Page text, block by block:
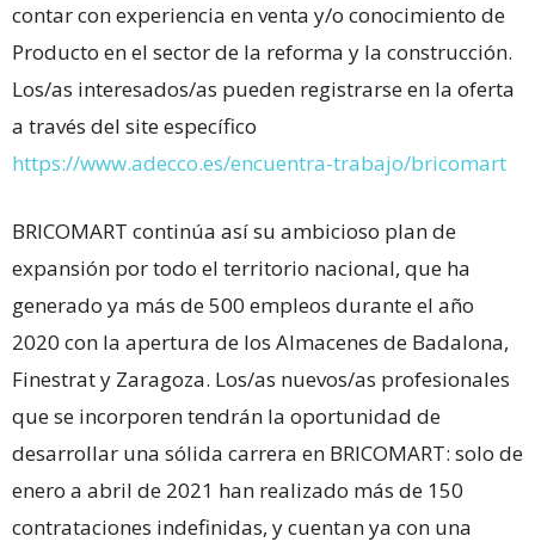
contar con experiencia en venta y/o conocimiento de
Producto en el sector de la reforma y la construcción.
Los/as interesados/as pueden registrarse en la oferta
a través del site específico
https://www.adecco.es/encuentra-trabajo/bricomart
BRICOMART continúa así su ambicioso plan de
expansión por todo el territorio nacional, que ha
generado ya más de 500 empleos durante el año
2020 con la apertura de los Almacenes de Badalona,
Finestrat y Zaragoza. Los/as nuevos/as profesionales
que se incorporen tendrán la oportunidad de
desarrollar una sólida carrera en BRICOMART: solo de
enero a abril de 2021 han realizado más de 150
contrataciones indefinidas, y cuentan ya con una